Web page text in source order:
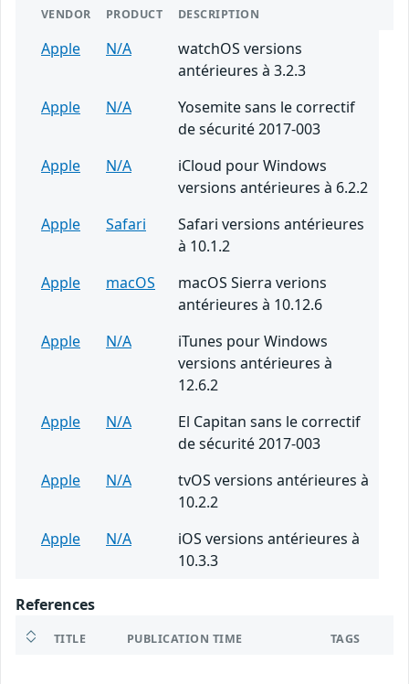
VENDOR PRODUCT DESCRIPTION
Apple N/A
watchOS versions
antérieures à 3.2.3
Apple
N/A
Yosemite sans le correctif
de sécurité 2017-003
Apple
N/A
iCloud pour Windows
versions antérieures à 6.2.2
Apple
Safari
Safari versions antérieures
à 10.1.2
Apple
macOS
macOS Sierra verions
antérieures à 10.12.6
Apple
N/A
iTunes pour Windows
versions antérieures à
12.6.2
Apple
N/A
El Capitan sans le correctif
de sécurité 2017-003
Apple
N/A
tvOS versions antérieures à
10.2.2
Apple
N/A
iOS versions antérieures à
10.3.3
References
TITLE PUBLICATION TIME TAGS